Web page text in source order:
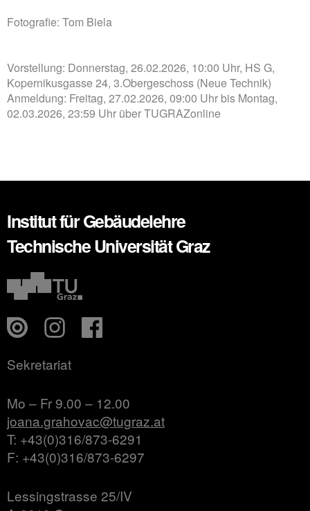
Fotografie: Tom Biela
Vorstellung: Donnerstag, 26.02.2026, 10:00 Uhr, HS G,
Kopernikusgasse 24, 3.Obergeschoss (Neue Technik)
Anmeldung: Freitag, 27.02.2026, 09:00 Uhr bis Montag,
02.03.2026, 23:59 Uhr über TUGRAZonline
Institut für Gebäudelehre
Technische Universität Graz
Sekretariat
Mo – Fr 9.00 – 12.00
joana.grahovac@tugraz.at
T: +43(0)316/873-6291
F: +43(0)316/873-6297
Lessingstrasse 25/IV